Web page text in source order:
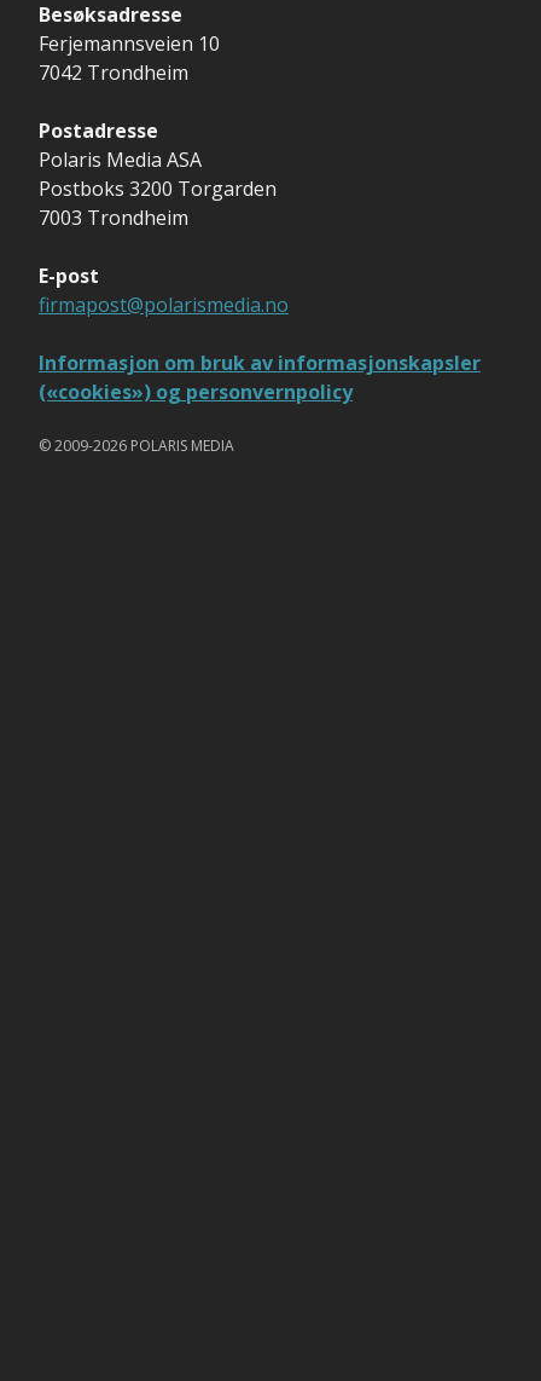
Besøksadresse
Ferjemannsveien 10
7042 Trondheim
Postadresse
Polaris Media ASA
Postboks 3200 Torgarden
7003 Trondheim
E-post
firmapost@polarismedia.no
Informasjon om bruk av informasjonskapsler
(«cookies») og personvernpolicy
© 2009-2026 POLARIS MEDIA